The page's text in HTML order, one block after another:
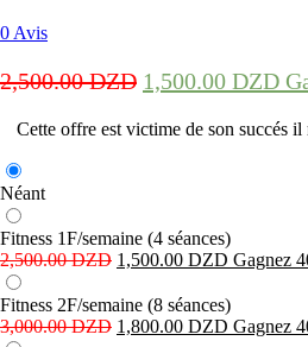
0 Avis
2,500.00DZD 1,500.00 DZD
Cette offre est victime de son succés
Néant
Fitness 1F/semaine (4 séances)
2,500.00DZD 1,500.00 DZD Gagnez
Fitness 2F/semaine (8 séances)
3,000.00DZD 1,800.00 DZD Gagnez